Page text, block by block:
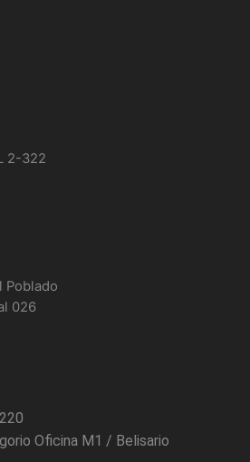
2-322
Poblado
026
Oficina M1 / Belisario